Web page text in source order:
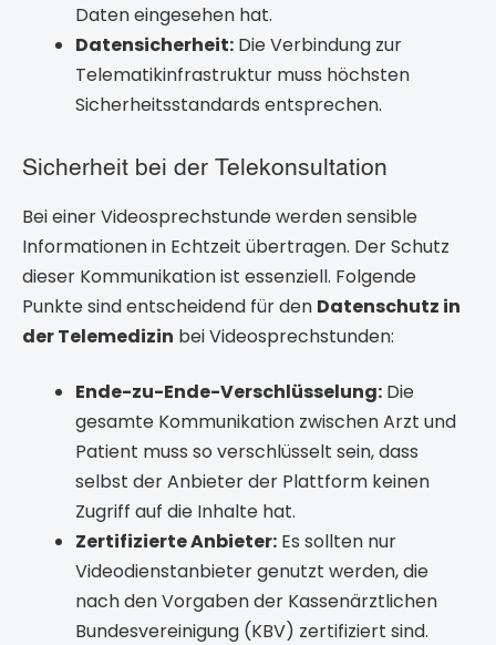
Daten eingesehen hat.
Datensicherheit: Die Verbindung zur
Telematikinfrastruktur muss höchsten
Sicherheitsstandards entsprechen.
Sicherheit bei der Telekonsultation
Bei einer Videosprechstunde werden sensible
Informationen in Echtzeit übertragen. Der Schutz
dieser Kommunikation ist essenziell. Folgende
Punkte sind entscheidend für den Datenschutz in
der Telemedizin bei Videosprechstunden:
Ende-zu-Ende-Verschlüsselung: Die
gesamte Kommunikation zwischen Arzt und
Patient muss so verschlüsselt sein, dass
selbst der Anbieter der Plattform keinen
Zugriff auf die Inhalte hat.
Zertifizierte Anbieter: Es sollten nur
Videodienstanbieter genutzt werden, die
nach den Vorgaben der Kassenärztlichen
Bundesvereinigung (KBV) zertifiziert sind.